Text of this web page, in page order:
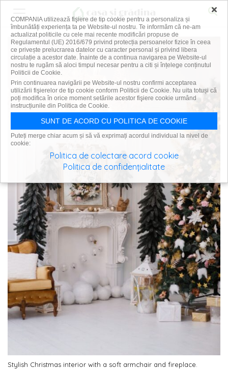
Stylish Christmas interior with a soft armchair and fireplace.
×
COMPANIA utilizează fişiere de tip cookie pentru a personaliza și
îmbunătăți experiența ta pe Website-ul nostru. Te informăm că ne-am
actualizat politicile cu cele mai recente modificări propuse de
Regulamentul (UE) 2016/679 privind protecția persoanelor fizice în ceea
ce privește prelucrarea datelor cu caracter personal și privind libera
circulație a acestor date. Înainte de a continua navigarea pe Website-ul
nostru te rugăm să aloci timpul necesar pentru a citi și înțelege conținutul
Politicii de Cookie.
Prin continuarea navigării pe Website-ul nostru confirmi acceptarea
utilizării fişierelor de tip cookie conform Politicii de Cookie. Nu uita totuși că
poți modifica în orice moment setările acestor fişiere cookie urmând
instrucțiunile din Politica de Cookie.
SUNT DE ACORD CU POLITICA DE COOKIE
Puteți merge chiar acum și să vă exprimați acordul individual la nivel de
cookie:
Politica de colectare acord cookie
Politica de confidențialitate